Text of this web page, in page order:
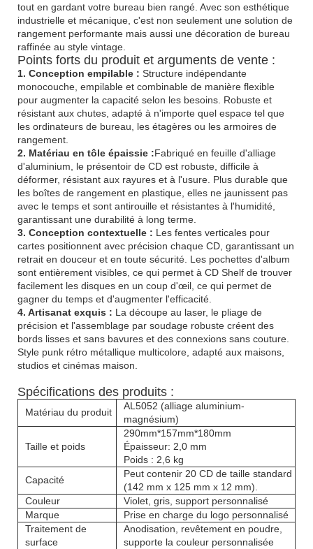
tout en gardant votre bureau bien rangé. Avec son esthétique
industrielle et mécanique, c'est non seulement une solution de
rangement performante mais aussi une décoration de bureau
raffinée au style vintage.
Points forts du produit et arguments de vente :
1. Conception empilable : Structure indépendante
monocouche, empilable et combinable de manière flexible
pour augmenter la capacité selon les besoins. Robuste et
résistant aux chutes, adapté à n'importe quel espace tel que
les ordinateurs de bureau, les étagères ou les armoires de
rangement.
2. Matériau en tôle épaissie :Fabriqué en feuille d'alliage
d'aluminium, le présentoir de CD est robuste, difficile à
déformer, résistant aux rayures et à l'usure. Plus durable que
les boîtes de rangement en plastique, elles ne jaunissent pas
avec le temps et sont antirouille et résistantes à l'humidité,
garantissant une durabilité à long terme.
3. Conception contextuelle : Les fentes verticales pour
cartes positionnent avec précision chaque CD, garantissant un
retrait en douceur et en toute sécurité. Les pochettes d'album
sont entièrement visibles, ce qui permet à CD Shelf de trouver
facilement les disques en un coup d'œil, ce qui permet de
gagner du temps et d'augmenter l'efficacité.
4. Artisanat exquis : La découpe au laser, le pliage de
précision et l'assemblage par soudage robuste créent des
bords lisses et sans bavures et des connexions sans couture.
Style punk rétro métallique multicolore, adapté aux maisons,
studios et cinémas maison.
Spécifications des produits :
Matériau du produit
AL5052 (alliage aluminium-
magnésium)
Taille et poids
290mm*157mm*180mm
Épaisseur: 2,0 mm
Poids : 2,6 kg
Capacité
Peut contenir 20 CD de taille standard
(142 mm x 125 mm x 12 mm).
Couleur
Violet, gris, support personnalisé
Marque
Prise en charge du logo personnalisé
Traitement de
surface
Anodisation, revêtement en poudre,
supporte la couleur personnalisée